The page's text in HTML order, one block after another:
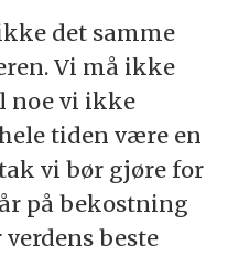
det samme
Vi må ikke
noe vi ikke
tiden være en
vi bør gjøre for
på bekostning
beste